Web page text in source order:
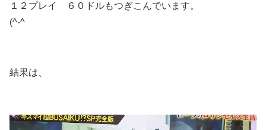
１２プレイ ６０ドルもつぎこんでいます。
(^-^
結果は、